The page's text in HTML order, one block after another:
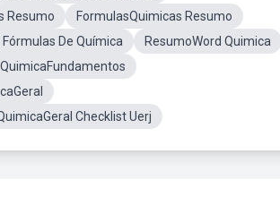
Resumo
FormulasQuimicas Resumo
De Química
ResumoWord Quimica
Checklist Uerj